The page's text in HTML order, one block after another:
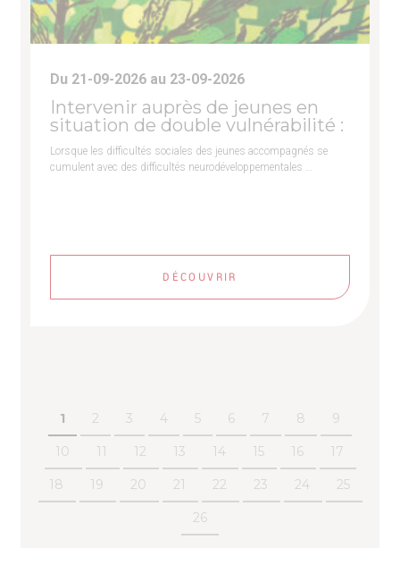
Du 21-09-2026 au 23-09-2026
Intervenir auprès de jeunes en
situation de double vulnérabilité :
Lorsque les difficultés sociales des jeunes accompagnés se
cumulent avec des difficultés neurodéveloppementales …
DÉCOUVRIR
1 2 3 4 5 6 7 8 9
10 11 12 13 14 15 16 17
18 19 20 21 22 23 24 25
26